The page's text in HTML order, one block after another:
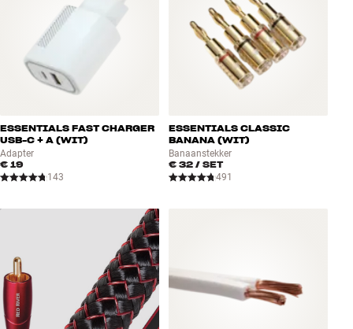
ESSENTIALS FAST CHARGER
USB-C + A (WIT)
Adapter
€ 19
143
ESSENTIALS CLASSIC
BANANA (WIT)
Banaanstekker
€ 32 / SET
491